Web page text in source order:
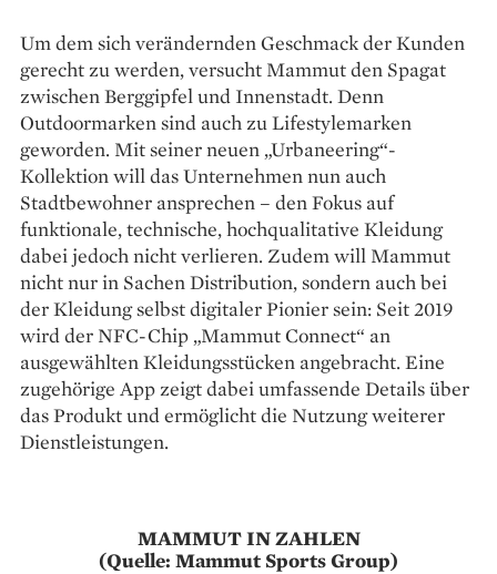
Um dem sich verändernden Geschmack der Kunden
gerecht zu werden, versucht Mammut den Spagat
zwischen Berggipfel und Innenstadt. Denn
Outdoormarken sind auch zu Lifestylemarken
geworden. Mit seiner neuen „Urbaneering“-
Kollektion will das Unternehmen nun auch
Stadtbewohner ansprechen – den Fokus auf
funktionale, technische, hochqualitative Kleidung
dabei jedoch nicht verlieren. Zudem will Mammut
nicht nur in Sachen Distribution, sondern auch bei
der Kleidung selbst digitaler Pionier sein: Seit 2019
wird der NFC-Chip „Mammut Connect“ an
ausgewählten Kleidungsstücken angebracht. Eine
zugehörige App zeigt dabei umfassende Details über
das Produkt und ermöglicht die Nutzung weiterer
Dienstleistungen.
MAMMUT IN ZAHLEN
(Quelle: Mammut Sports Group)